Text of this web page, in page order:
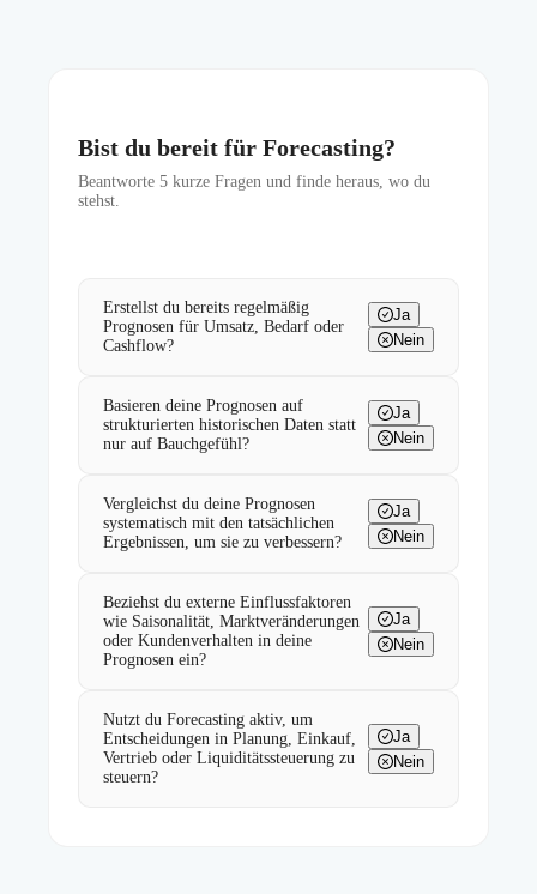
Bist du bereit für Forecasting?
Beantworte 5 kurze Fragen und finde heraus, wo du
stehst.
Erstellst du bereits regelmäßig
Prognosen für Umsatz, Bedarf oder
Cashflow?
Ja
Nein
Basieren deine Prognosen auf
strukturierten historischen Daten statt
nur auf Bauchgefühl?
Ja
Nein
Vergleichst du deine Prognosen
systematisch mit den tatsächlichen
Ergebnissen, um sie zu verbessern?
Ja
Nein
Beziehst du externe Einflussfaktoren
wie Saisonalität, Marktveränderungen
oder Kundenverhalten in deine
Prognosen ein?
Ja
Nein
Nutzt du Forecasting aktiv, um
Entscheidungen in Planung, Einkauf,
Vertrieb oder Liquiditätssteuerung zu
steuern?
Ja
Nein